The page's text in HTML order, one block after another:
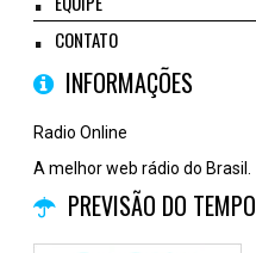
CONTATO
INFORMAÇÕES
Radio Online
A melhor web rádio do Brasil.
PREVISÃO DO TEMPO